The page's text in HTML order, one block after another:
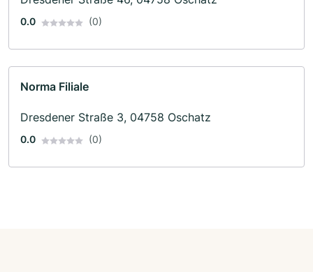
0.0 (0)
Norma Filiale
Dresdener Straße 3, 04758 Oschatz
0.0 (0)